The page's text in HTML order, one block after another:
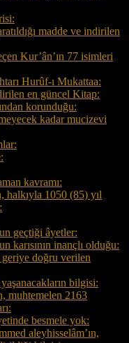
madde ve indirilen
Kur’ân’ın 77 isimleri
Hurûf-ı Mukattaa:
en güncel Kitap:
korunduğu:
kadar mucizevi
kavramı:
halkıyla 1050 (85) yıl
geçtiği âyetler:
karısının inançlı olduğu:
geriye doğru verilen
bilgisi:
muhtemelen 2163
besmele yok:
aleyhisselâm’ın,